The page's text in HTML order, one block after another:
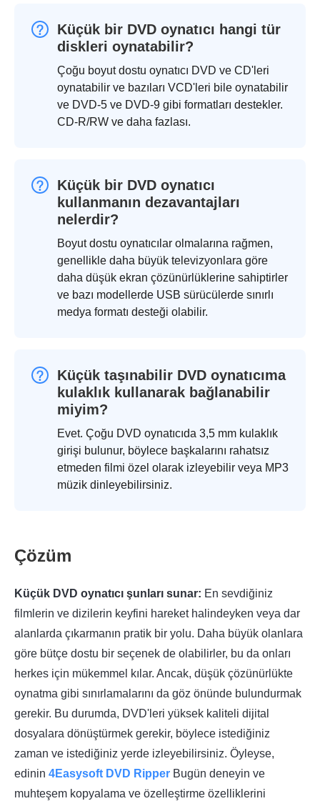
Küçük bir DVD oynatıcı hangi tür
diskleri oynatabilir?
Çoğu boyut dostu oynatıcı DVD ve CD'leri
oynatabilir ve bazıları VCD'leri bile oynatabilir
ve DVD-5 ve DVD-9 gibi formatları destekler.
CD-R/RW ve daha fazlası.
Küçük bir DVD oynatıcı
kullanmanın dezavantajları
nelerdir?
Boyut dostu oynatıcılar olmalarına rağmen,
genellikle daha büyük televizyonlara göre
daha düşük ekran çözünürlüklerine sahiptirler
ve bazı modellerde USB sürücülerde sınırlı
medya formatı desteği olabilir.
Küçük taşınabilir DVD oynatıcıma
kulaklık kullanarak bağlanabilir
miyim?
Evet. Çoğu DVD oynatıcıda 3,5 mm kulaklık
girişi bulunur, böylece başkalarını rahatsız
etmeden filmi özel olarak izleyebilir veya MP3
müzik dinleyebilirsiniz.
Çözüm
Küçük DVD oynatıcı şunları sunar: En sevdiğiniz
filmlerin ve dizilerin keyfini hareket halindeyken veya dar
alanlarda çıkarmanın pratik bir yolu. Daha büyük olanlara
göre bütçe dostu bir seçenek de olabilirler, bu da onları
herkes için mükemmel kılar. Ancak, düşük çözünürlükte
oynatma gibi sınırlamalarını da göz önünde bulundurmak
gerekir. Bu durumda, DVD'leri yüksek kaliteli dijital
dosyalara dönüştürmek gerekir, böylece istediğiniz
zaman ve istediğiniz yerde izleyebilirsiniz. Öyleyse,
edinin 4Easysoft DVD Ripper Bugün deneyin ve
muhteşem kopyalama ve özelleştirme özelliklerini